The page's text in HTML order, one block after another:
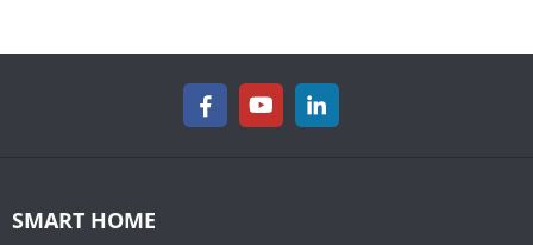
SMART HOME